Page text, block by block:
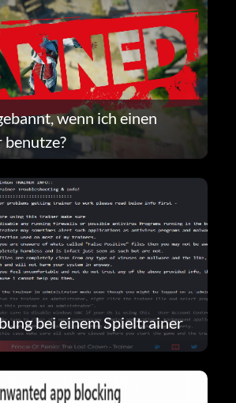
wenn ich einen
bei einem Spieltrainer